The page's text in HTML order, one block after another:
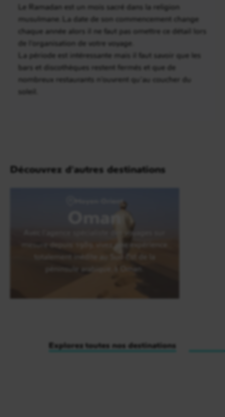
Le Ramadan est un mois sacré dans la religion
musulmane. La date de son commencement change
chaque année alors il ne faut pas omettre ce détail lors
de l’organisation de votre voyage.
La période est intéressante mais il faut savoir que les
bars et discothèques restent fermés et que de
nombreux restaurants n’ouvrent qu’au coucher du
soleil.
Découvrez d'autres destinations
Oman
Explorez toutes nos destinations